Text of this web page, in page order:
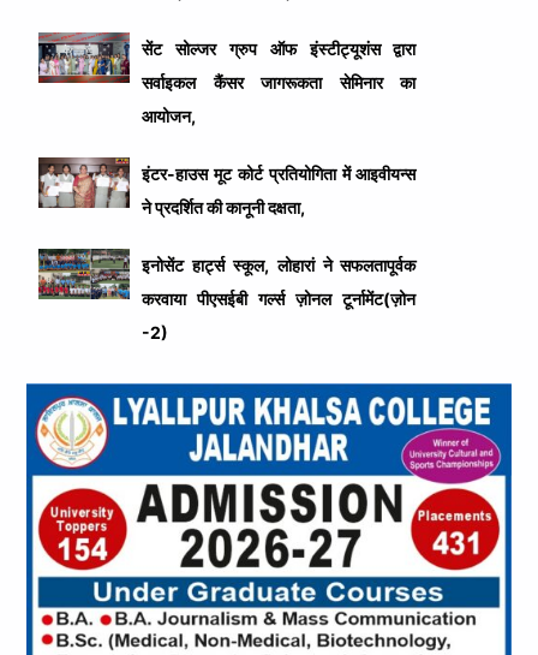
सेंट सोल्जर ग्रुप ऑफ इंस्टीट्यूशंस द्वारा
सर्वाइकल कैंसर जागरूकता सेमिनार का
आयोजन,
इंटर-हाउस मूट कोर्ट प्रतियोगिता में आइवीयन्स
ने प्रदर्शित की कानूनी दक्षता,
इनोसेंट हार्ट्स स्कूल, लोहारां ने सफलतापूर्वक
करवाया पीएसईबी गर्ल्स ज़ोनल टूर्नामेंट(ज़ोन
-2)